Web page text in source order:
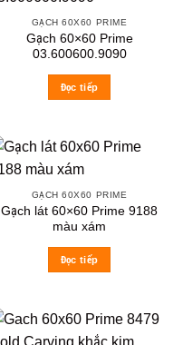
GẠCH 60X60 PRIME
Gạch 60×60 Prime
03.600600.9090
Đọc tiếp
GẠCH 60X60 PRIME
Gạch lát 60×60 Prime 9188
màu xám
Đọc tiếp